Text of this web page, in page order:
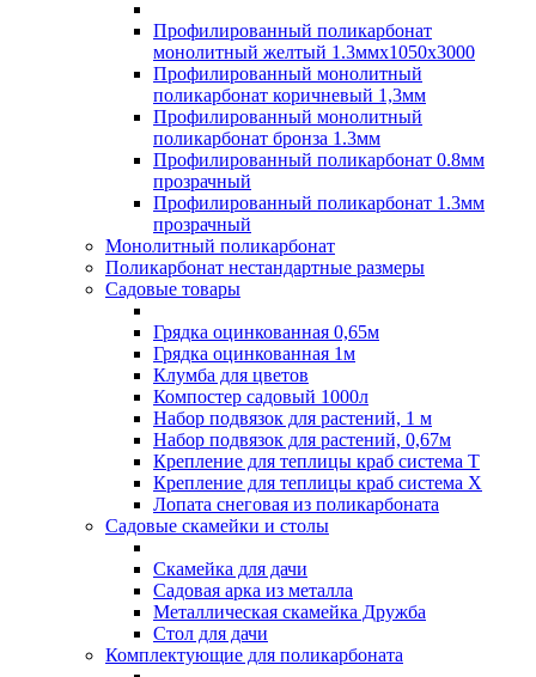
Профилированный поликарбонат
монолитный желтый 1.3ммх1050х3000
Профилированный монолитный
поликарбонат коричневый 1,3мм
Профилированный монолитный
поликарбонат бронза 1.3мм
Профилированный поликарбонат 0.8мм
прозрачный
Профилированный поликарбонат 1.3мм
прозрачный
Монолитный поликарбонат
Поликарбонат нестандартные размеры
Садовые товары
Грядка оцинкованная 0,65м
Грядка оцинкованная 1м
Клумба для цветов
Компостер садовый 1000л
Набор подвязок для растений, 1 м
Набор подвязок для растений, 0,67м
Крепление для теплицы краб система Т
Крепление для теплицы краб система Х
Лопата снеговая из поликарбоната
Садовые скамейки и столы
Скамейка для дачи
Садовая арка из металла
Металлическая скамейка Дружба
Стол для дачи
Комплектующие для поликарбоната